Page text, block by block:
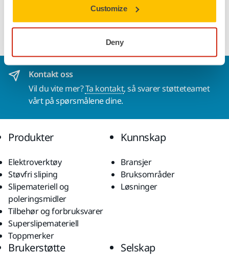
Customize
Deny
denne slangen er konisk, fordelen med å ha en konisk
slange er at det forbedrer støvsugingen.
Kontakt oss
Vil du vite mer?Ta kontakt, så svarer støtteteamet
vårt på spørsmålene dine.
Produkter
Elektroverktøy
Støvfri sliping
Slipemateriell og
poleringsmidler
Tilbehør og forbruksvarer
Superslipemateriell
Toppmerker
Kunnskap
Bransjer
Bruksområder
Løsninger
Brukerstøtte Selskap